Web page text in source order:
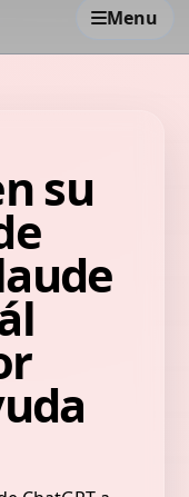
Menu
su